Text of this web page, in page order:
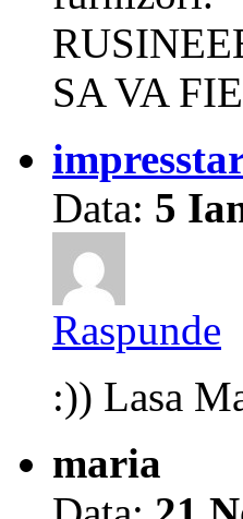
SA VA FIE
Data: 5
Raspunde
:)) Lasa
maria